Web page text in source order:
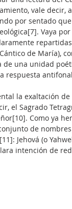
vale
por sentado
Vaya
de María),
de una unidad
respuesta
la exaltación
el Sagrado
Como ya
de
Jehová (o
intención de